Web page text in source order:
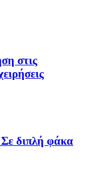
στις
Σε διπλή φάκα